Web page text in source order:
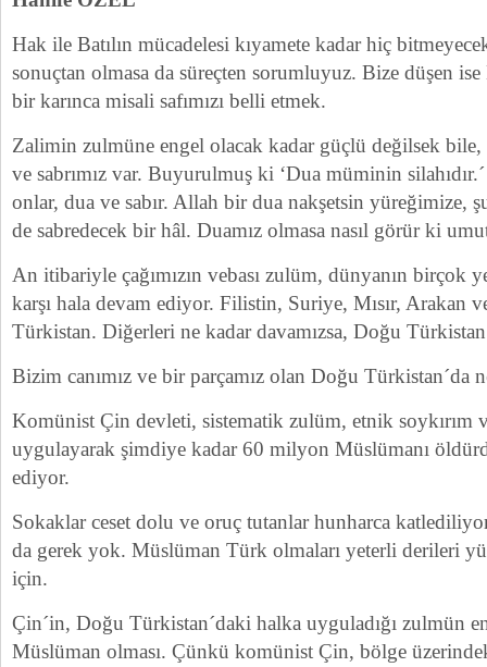
Hak ile Batılın mücadelesi kıyamete kadar hiç
sonuçtan olmasa da süreçten sorumluyuz. Bize düşen ise
bir karınca misali safımızı belli etmek.
Zalimin zulmüne engel olacak kadar güçlü değilsek bile,
ve sabrımız var. Buyurulmuş ki ‘Dua müminin
onlar, dua ve sabır. Allah bir dua nakşetsin yüreğimize,
de sabredecek bir hâl. Duamız olmasa nasıl görür ki
An itibariyle çağımızın vebası zulüm, dünyanın birçok
karşı hala devam ediyor. Filistin, Suriye, Mısır, Arakan
Türkistan. Diğerleri ne kadar davamızsa, Doğu Türkistan
Bizim canımız ve bir parçamız olan Doğu Türkistan´da
Komünist Çin devleti, sistematik zulüm, etnik soykırım
uygulayarak şimdiye kadar 60 milyon Müslümanı
ediyor.
Sokaklar ceset dolu ve oruç tutanlar hunharca
da gerek yok. Müslüman Türk olmaları yeterli derileri
için.
Çin´in, Doğu Türkistan´daki halka uyguladığı zulmün
Müslüman olması. Çünkü komünist Çin, bölge